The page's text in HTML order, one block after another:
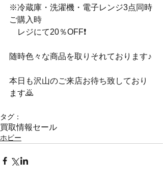
※冷蔵庫・洗濯機・電子レンジ3点同時
ご購入時
レジにて20％OFF❗️
随時色々な商品を取りそれております♪
本日も沢山のご来店お待ち致しており
ます🙇
タグ：
買取情報セール
ホビー